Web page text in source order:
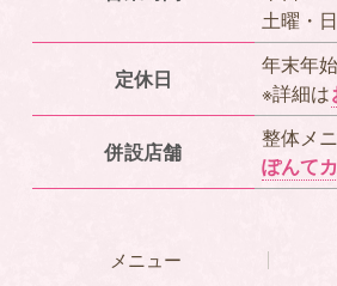
土曜・
定休日
年末年始
※詳細は
併設店舗
整体メ
ぽんて
メニュー